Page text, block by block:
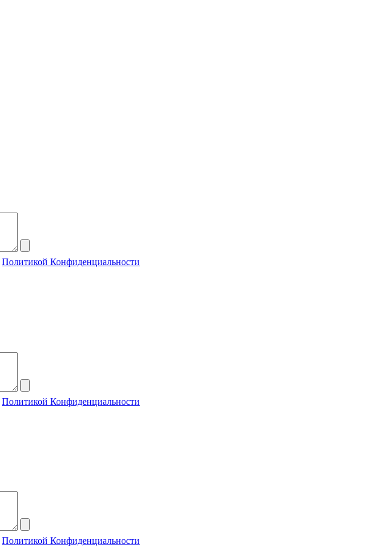
Политикой Конфиденциальности
Политикой Конфиденциальности
Политикой Конфиденциальности